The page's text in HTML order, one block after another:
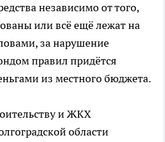
независимо от того,
или всё ещё лежат на
за нарушение
правил придётся
из местного бюджета.
и ЖКХ
области